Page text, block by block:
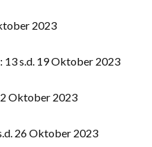
2023
13 s.d. 19 Oktober 2023
Oktober 2023
26 Oktober 2023